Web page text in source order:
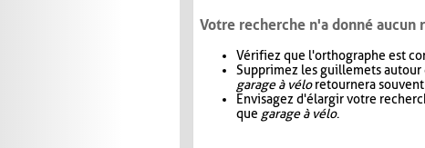
Votre recherche n'a donné aucun
Vérifiez que l'orthographe est
Supprimez les guillemets autour
garage à véloretournera
Envisagez d'élargir votre
que garage à vélo.